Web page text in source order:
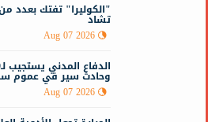
"الكوليرا" تفتك بعدد
تشاد
Aug 07 2026
وحادث سير في عموم
Aug 07 2026